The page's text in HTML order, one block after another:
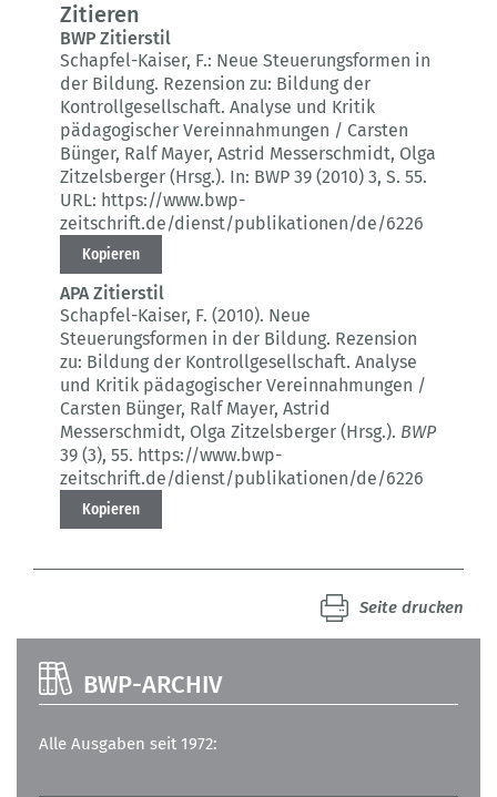
Zitieren
BWP Zitierstil
Schapfel-Kaiser, F.: Neue Steuerungsformen in
der Bildung. Rezension zu: Bildung der
Kontrollgesellschaft. Analyse und Kritik
pädagogischer Vereinnahmungen / Carsten
Bünger, Ralf Mayer, Astrid Messerschmidt, Olga
Zitzelsberger (Hrsg.). In: BWP 39 (2010) 3, S. 55.
URL: https://www.bwp-
zeitschrift.de/dienst/publikationen/de/6226
Kopieren
APA Zitierstil
Schapfel-Kaiser, F. (2010). Neue
Steuerungsformen in der Bildung. Rezension
zu: Bildung der Kontrollgesellschaft. Analyse
und Kritik pädagogischer Vereinnahmungen /
Carsten Bünger, Ralf Mayer, Astrid
Messerschmidt, Olga Zitzelsberger (Hrsg.). BWP
39 (3), 55. https://www.bwp-
zeitschrift.de/dienst/publikationen/de/6226
Kopieren
Seite drucken
BWP-ARCHIV
Alle Ausgaben seit 1972: